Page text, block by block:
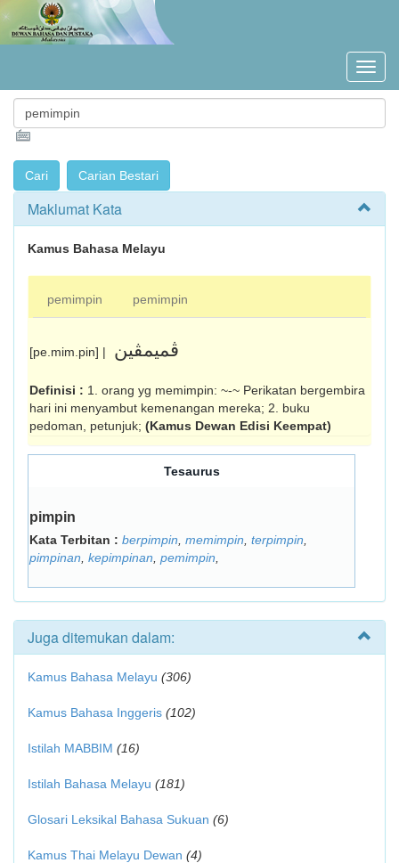
Maklumat Kata
Kamus Bahasa Melayu
pemimpin pemimpin
[pe.mim.pin] | ڤميمڤين
Definisi : 1. orang yg memimpin: ~-~ Perikatan bergembira
hari ini menyambut kemenangan mereka; 2. buku
pedoman, petunjuk; (Kamus Dewan Edisi Keempat)
Tesaurus
pimpin
Kata Terbitan : berpimpin memimpin terpimpin
pimpinan kepimpinan pemimpin
Juga ditemukan dalam:
Kamus Bahasa Melayu (306)
Kamus Bahasa Inggeris (102)
Istilah MABBIM (16)
Istilah Bahasa Melayu (181)
Glosari Leksikal Bahasa Sukuan (6)
Kamus Thai Melayu Dewan (4)